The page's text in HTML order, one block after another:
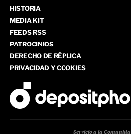
HISTORIA
MEDIA KIT
FEEDS RSS
PATROCINIOS
DERECHO DE RÉPLICA
PRIVACIDAD Y COOKIES
Servicio a la